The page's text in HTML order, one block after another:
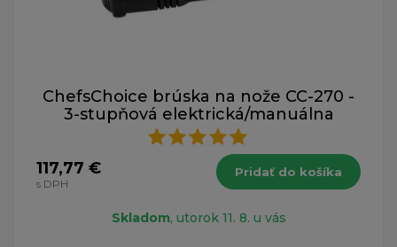
ChefsChoice brúska na nože CC-270 -
3-stupňová elektrická/manuálna
117,77 €
s DPH
Pridať do košíka
Skladom, utorok 11. 8. u vás